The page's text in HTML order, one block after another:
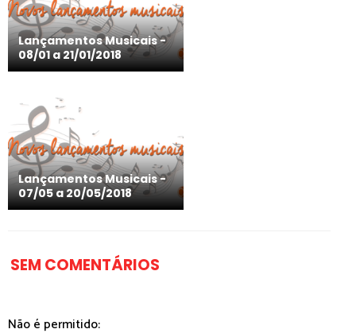
Lançamentos Musicais -
08/01 a 21/01/2018
Lançamentos Musicais -
07/05 a 20/05/2018
SEM COMENTÁRIOS
Não é permitido: